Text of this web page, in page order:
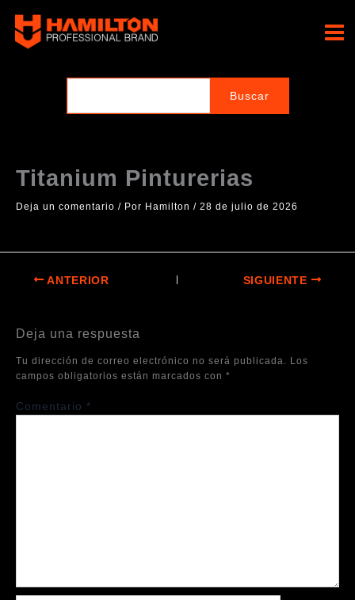
contenido
Titanium Pinturerias
Deja un comentario / Por Hamilton / 28 de julio de 2026
ANTERIOR SIGUIENTE
Deja una respuesta
Tu dirección de correo electrónico no será publicada. Los
campos obligatorios están marcados con *
Comentario *